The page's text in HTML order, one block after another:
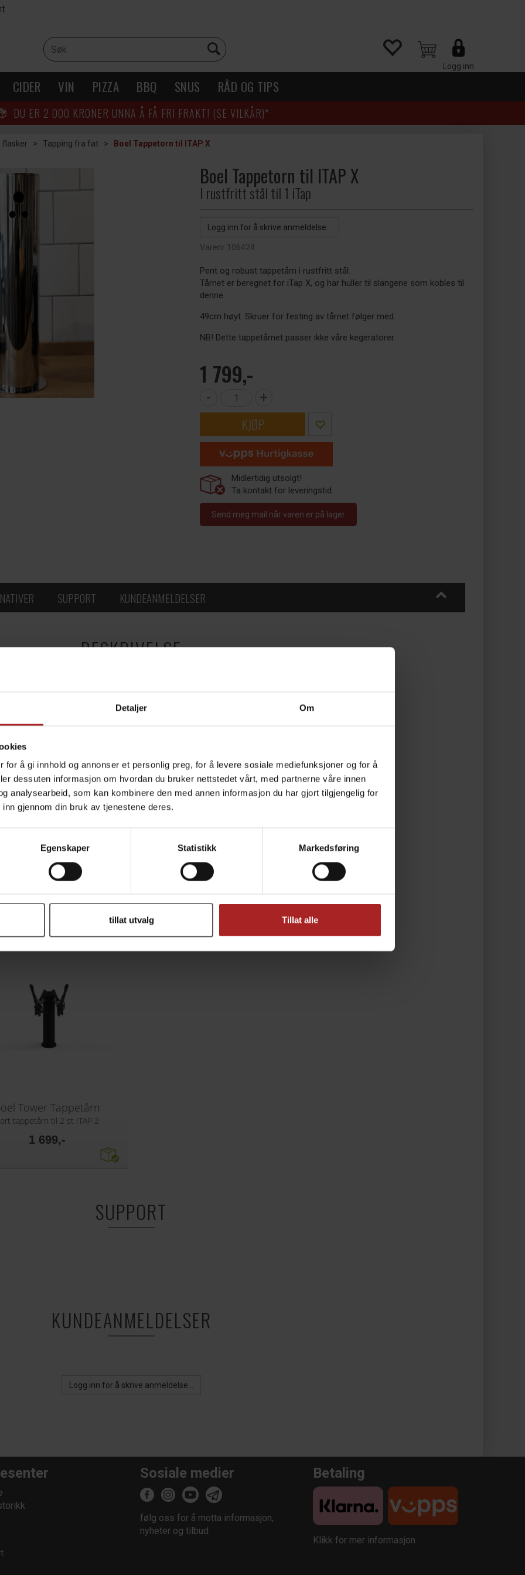
Detaljer Om
for å gi innhold og annonser et personlig preg, for å levere sosiale mediefunksjoner og for å
dessuten informasjon om hvordan du bruker nettstedet vårt, med partnerne våre innen
analysearbeid, som kan kombinere den med annen informasjon du har gjort tilgjengelig for
gjennom din bruk av tjenestene deres.
Egenskaper Statistikk Markedsføring
tillat utvalg Tillat alle
Logg inn
CIDER VIN PIZZA BBQ SNUS RÅD OG TIPS
DU ER 2 000 KRONER UNNA Å FÅ FRI FRAKT! (SE VILKÅR)*
flasker > Tapping fra fat > Boel Tappetorn til ITAP X
Boel Tappetorn til ITAP X
I rustfritt stål til 1 iTap
Logg inn for å skrive anmeldelse...
Varenr:106424
Pent og robust tappetårn i rustfritt stål.
Tårnet er beregnet for iTap X, og har huller til slangene som kobles til
denne.
49cm høyt. Skruer for festing av tårnet følger med.
NB! Dette tappetårnet passer ikke våre kegeratorer
1 799,-
- +
KJØP
Midlertidig utsolgt!
Ta kontakt for leveringstid.
Send meg mail når varen er på lager
SUPPORT KUNDEANMELDELSER
BESKRIVELSE
som kobles til denne.
TEKNISK INFO
ALTERNATIVER
Tower Tappetårn
tappetårn til 2 st ITAP 2
1 699,-
SUPPORT
KUNDEANMELDELSER
Logg inn for å skrive anmeldelse...
Sosiale medier
følg oss for å motta informasjon,
nyheter og tilbud
Betaling
Klikk for mer informasjon